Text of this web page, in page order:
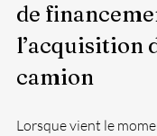
de
l’acquisition
camion
Lorsque vient le